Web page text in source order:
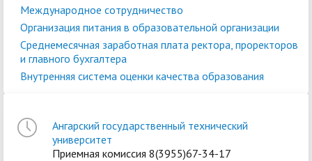
Международное сотрудничество
Организация питания в образовательной организации
Среднемесячная заработная плата ректора, проректоров
и главного бухгалтера
Внутренняя система оценки качества образования
Ангарский государственный технический
университет
Приемная комиссия 8(3955)67-34-17